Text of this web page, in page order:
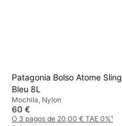
Patagonia Bolso Atome Sling
Bleu 8L
Mochila, Nylon
60 €
O 3 pagos de 20,00 € TAE 0%¹